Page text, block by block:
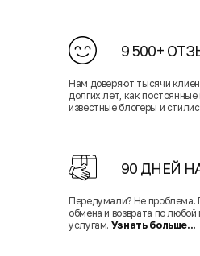
9 500+
Нам доверяют тысячи
долгих лет, как
известные блогеры и
90 ДНЕЙ
Передумали? Не проблема.
обмена и возврата по
услугам. Узнать больше...